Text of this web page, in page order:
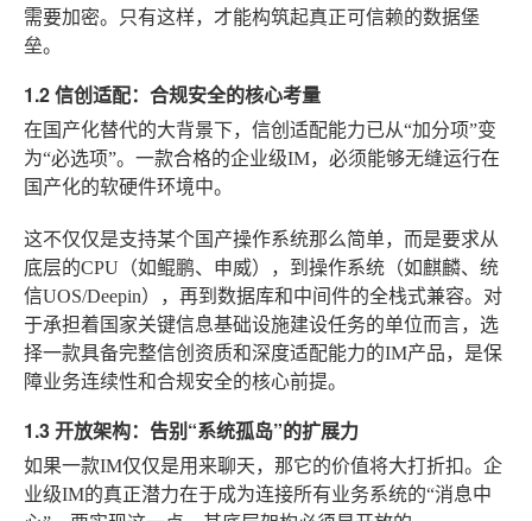
需要加密。只有这样，才能构筑起真正可信赖的数据堡
垒。
1.2 信创适配：合规安全的核心考量
在国产化替代的大背景下，信创适配能力已从“加分项”变
为“必选项”。一款合格的企业级IM，必须能够无缝运行在
国产化的软硬件环境中。
这不仅仅是支持某个国产操作系统那么简单，而是要求从
底层的CPU（如鲲鹏、申威），到操作系统（如麒麟、统
信UOS/Deepin），再到数据库和中间件的全栈式兼容。对
于承担着国家关键信息基础设施建设任务的单位而言，选
择一款具备完整信创资质和深度适配能力的IM产品，是保
障业务连续性和合规安全的核心前提。
1.3 开放架构：告别“系统孤岛”的扩展力
如果一款IM仅仅是用来聊天，那它的价值将大打折扣。企
业级IM的真正潜力在于成为连接所有业务系统的“消息中